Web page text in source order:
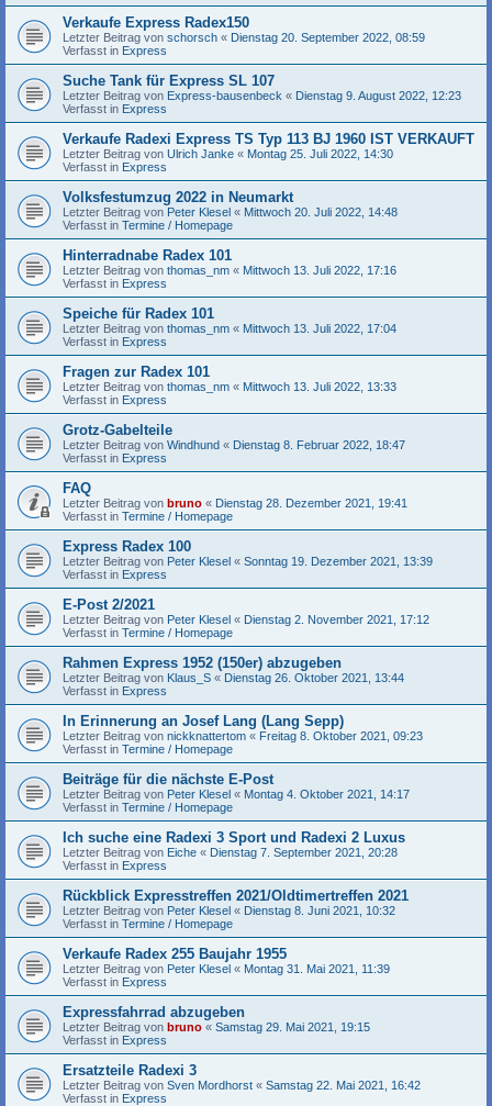
Verkaufe Express Radex150
Letzter Beitrag von schorsch « Dienstag 20. September 2022, 08:59
Verfasst in Express
Suche Tank für Express SL 107
Letzter Beitrag von Express-bausenbeck « Dienstag 9. August 2022, 12:23
Verfasst in Express
Verkaufe Radexi Express TS Typ 113 BJ 1960 IST VERKAUFT
Letzter Beitrag von Ulrich Janke « Montag 25. Juli 2022, 14:30
Verfasst in Express
Volksfestumzug 2022 in Neumarkt
Letzter Beitrag von Peter Klesel « Mittwoch 20. Juli 2022, 14:48
Verfasst in Termine / Homepage
Hinterradnabe Radex 101
Letzter Beitrag von thomas_nm « Mittwoch 13. Juli 2022, 17:16
Verfasst in Express
Speiche für Radex 101
Letzter Beitrag von thomas_nm « Mittwoch 13. Juli 2022, 17:04
Verfasst in Express
Fragen zur Radex 101
Letzter Beitrag von thomas_nm « Mittwoch 13. Juli 2022, 13:33
Verfasst in Express
Grotz-Gabelteile
Letzter Beitrag von Windhund « Dienstag 8. Februar 2022, 18:47
Verfasst in Express
FAQ
Letzter Beitrag von bruno « Dienstag 28. Dezember 2021, 19:41
Verfasst in Termine / Homepage
Express Radex 100
Letzter Beitrag von Peter Klesel « Sonntag 19. Dezember 2021, 13:39
Verfasst in Express
E-Post 2/2021
Letzter Beitrag von Peter Klesel « Dienstag 2. November 2021, 17:12
Verfasst in Termine / Homepage
Rahmen Express 1952 (150er) abzugeben
Letzter Beitrag von Klaus_S « Dienstag 26. Oktober 2021, 13:44
Verfasst in Express
In Erinnerung an Josef Lang (Lang Sepp)
Letzter Beitrag von nickknattertom « Freitag 8. Oktober 2021, 09:23
Verfasst in Termine / Homepage
Beiträge für die nächste E-Post
Letzter Beitrag von Peter Klesel « Montag 4. Oktober 2021, 14:17
Verfasst in Termine / Homepage
Ich suche eine Radexi 3 Sport und Radexi 2 Luxus
Letzter Beitrag von Eiche « Dienstag 7. September 2021, 20:28
Verfasst in Express
Rückblick Expresstreffen 2021/Oldtimertreffen 2021
Letzter Beitrag von Peter Klesel « Dienstag 8. Juni 2021, 10:32
Verfasst in Termine / Homepage
Verkaufe Radex 255 Baujahr 1955
Letzter Beitrag von Peter Klesel « Montag 31. Mai 2021, 11:39
Verfasst in Express
Expressfahrrad abzugeben
Letzter Beitrag von bruno « Samstag 29. Mai 2021, 19:15
Verfasst in Express
Ersatzteile Radexi 3
Letzter Beitrag von Sven Mordhorst « Samstag 22. Mai 2021, 16:42
Verfasst in Express